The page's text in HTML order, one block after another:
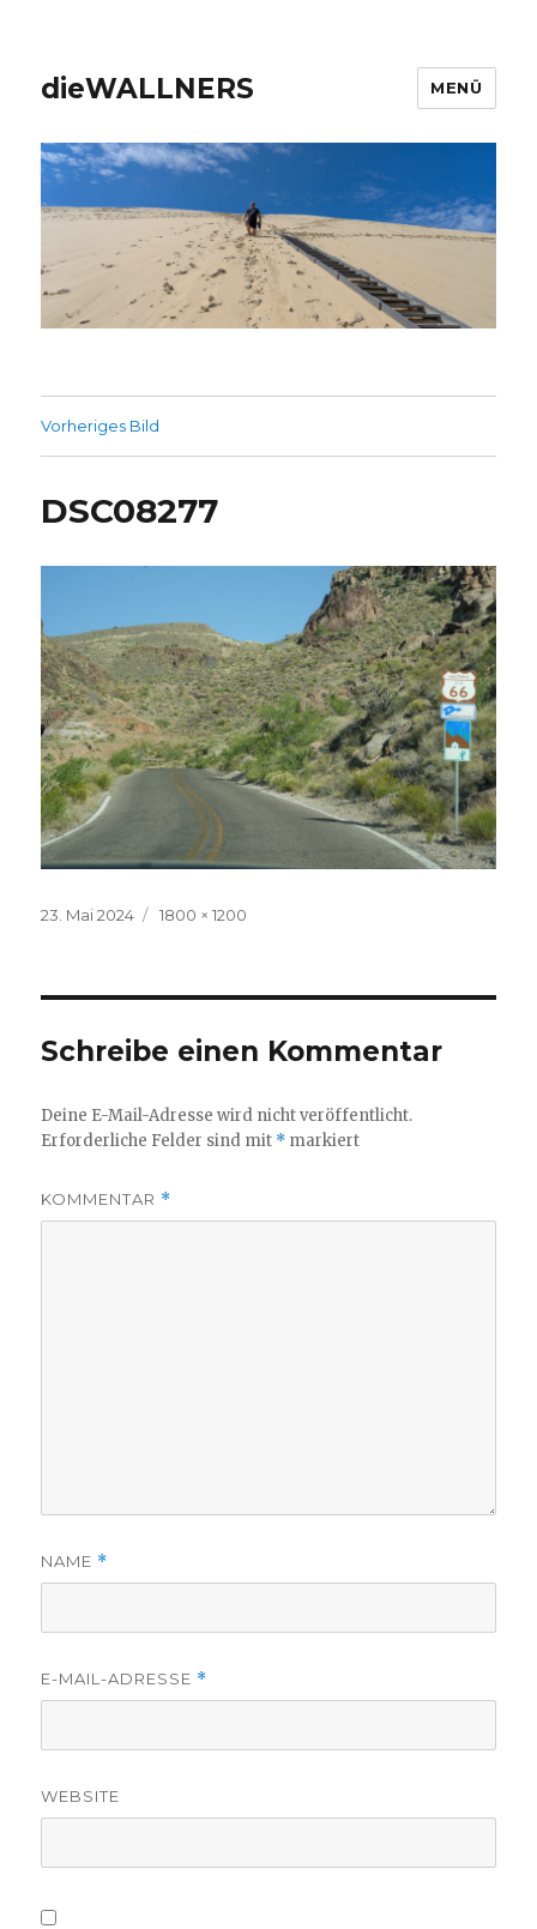
dieWALLNERS MENÜ
Vorheriges Bild
DSC08277
Veröffentlicht
23. Mai 2024
Volle
1800 × 1200
Schreibe einen Kommentar
Deine E-Mail-Adresse wird nicht veröffentlicht.
Erforderliche Felder sind mit * markiert
KOMMENTAR *
NAME *
E-MAIL-ADRESSE *
WEBSITE